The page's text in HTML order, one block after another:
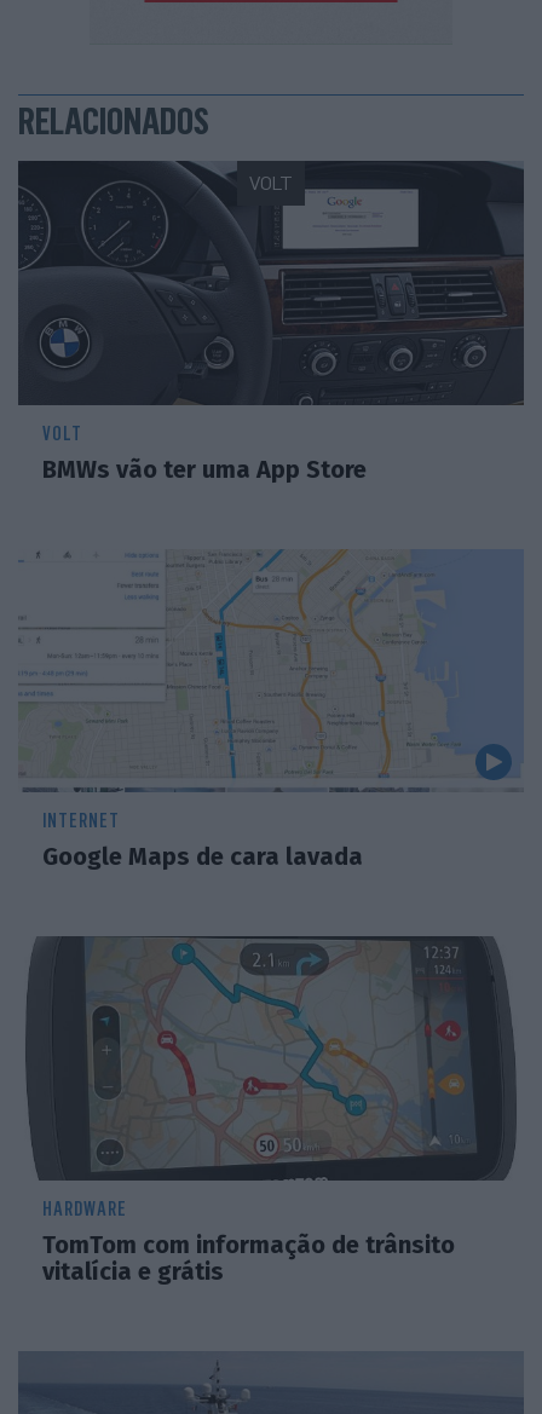
RELACIONADOS
VOLT
VOLT
BMWs vão ter uma App Store
INTERNET
Google Maps de cara lavada
HARDWARE
TomTom com informação de trânsito
vitalícia e grátis